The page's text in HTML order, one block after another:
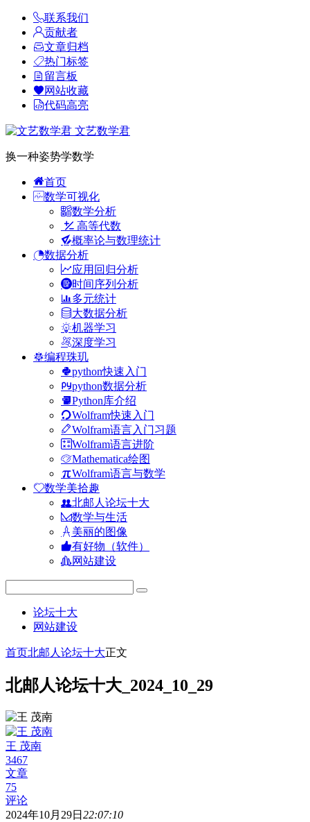
联系我们
贡献者
文章归档
热门标签
留言板
网站收藏
代码高亮
文艺数学君
换一种姿势学数学
首页
数学可视化
数学分析
高等代数
概率论与数理统计
数据分析
应用回归分析
时间序列分析
多元统计
大数据分析
机器学习
深度学习
编程珠玑
python快速入门
python数据分析
Python库介绍
Wolfram快速入门
Wolfram语言入门习题
Wolfram语言进阶
Mathematica绘图
Wolfram语言与数学
数学美拾趣
北邮人论坛十大
数学与生活
美丽的图像
有好物（软件）
网站建设
论坛十大
网站建设
首页北邮人论坛十大正文
北邮人论坛十大_2024_10_29
王 茂南
3467
文章
75
评论
2024年10月29日 22:07:10